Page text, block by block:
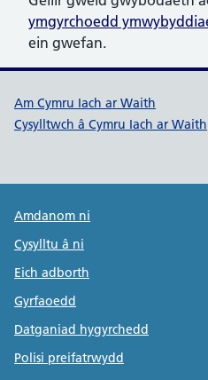
ymgyrchoedd
ein gwefan.
Dolenni
Am Cymru Iach ar Waith
Cysylltwch â Cymru Iach ar Waith
Public Health
Amdanom ni
Cysylltu â ni
Eich adborth
Gyrfaoedd
Datganiad hygyrchedd
Polisi preifatrwydd